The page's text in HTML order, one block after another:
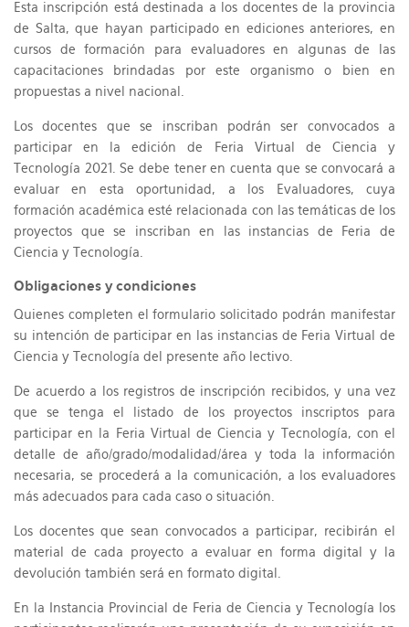
Esta inscripción está destinada a los docentes de la provincia
de Salta, que hayan participado en ediciones anteriores, en
cursos de formación para evaluadores en algunas de las
capacitaciones brindadas por este organismo o bien en
propuestas a nivel nacional.
Los docentes que se inscriban podrán ser convocados a
participar en la edición de Feria Virtual de Ciencia y
Tecnología 2021. Se debe tener en cuenta que se convocará a
evaluar en esta oportunidad, a los Evaluadores, cuya
formación académica esté relacionada con las temáticas de los
proyectos que se inscriban en las instancias de Feria de
Ciencia y Tecnología.
Obligaciones y condiciones
Quienes completen el formulario solicitado podrán manifestar
su intención de participar en las instancias de Feria Virtual de
Ciencia y Tecnología del presente año lectivo.
De acuerdo a los registros de inscripción recibidos, y una vez
que se tenga el listado de los proyectos inscriptos para
participar en la Feria Virtual de Ciencia y Tecnología, con el
detalle de año/grado/modalidad/área y toda la información
necesaria, se procederá a la comunicación, a los evaluadores
más adecuados para cada caso o situación.
Los docentes que sean convocados a participar, recibirán el
material de cada proyecto a evaluar en forma digital y la
devolución también será en formato digital.
En la Instancia Provincial de Feria de Ciencia y Tecnología los